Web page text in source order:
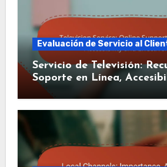
Evaluación de Servicio al
Servicio de Televisión:
Soporte en Línea,
Efectividad